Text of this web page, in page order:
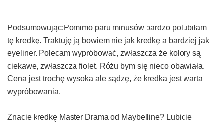
Podsumowując:Pomimo paru minusów bardzo polubiłam
tę kredkę. Traktuję ją bowiem nie jak kredkę a bardziej jak
eyeliner. Polecam wypróbować, zwłaszcza że kolory są
ciekawe, zwłaszcza fiolet. Różu bym się nieco obawiała.
Cena jest trochę wysoka ale sądzę, że kredka jest warta
wypróbowania.
Znacie kredkę Master Drama od Maybelline? Lubicie